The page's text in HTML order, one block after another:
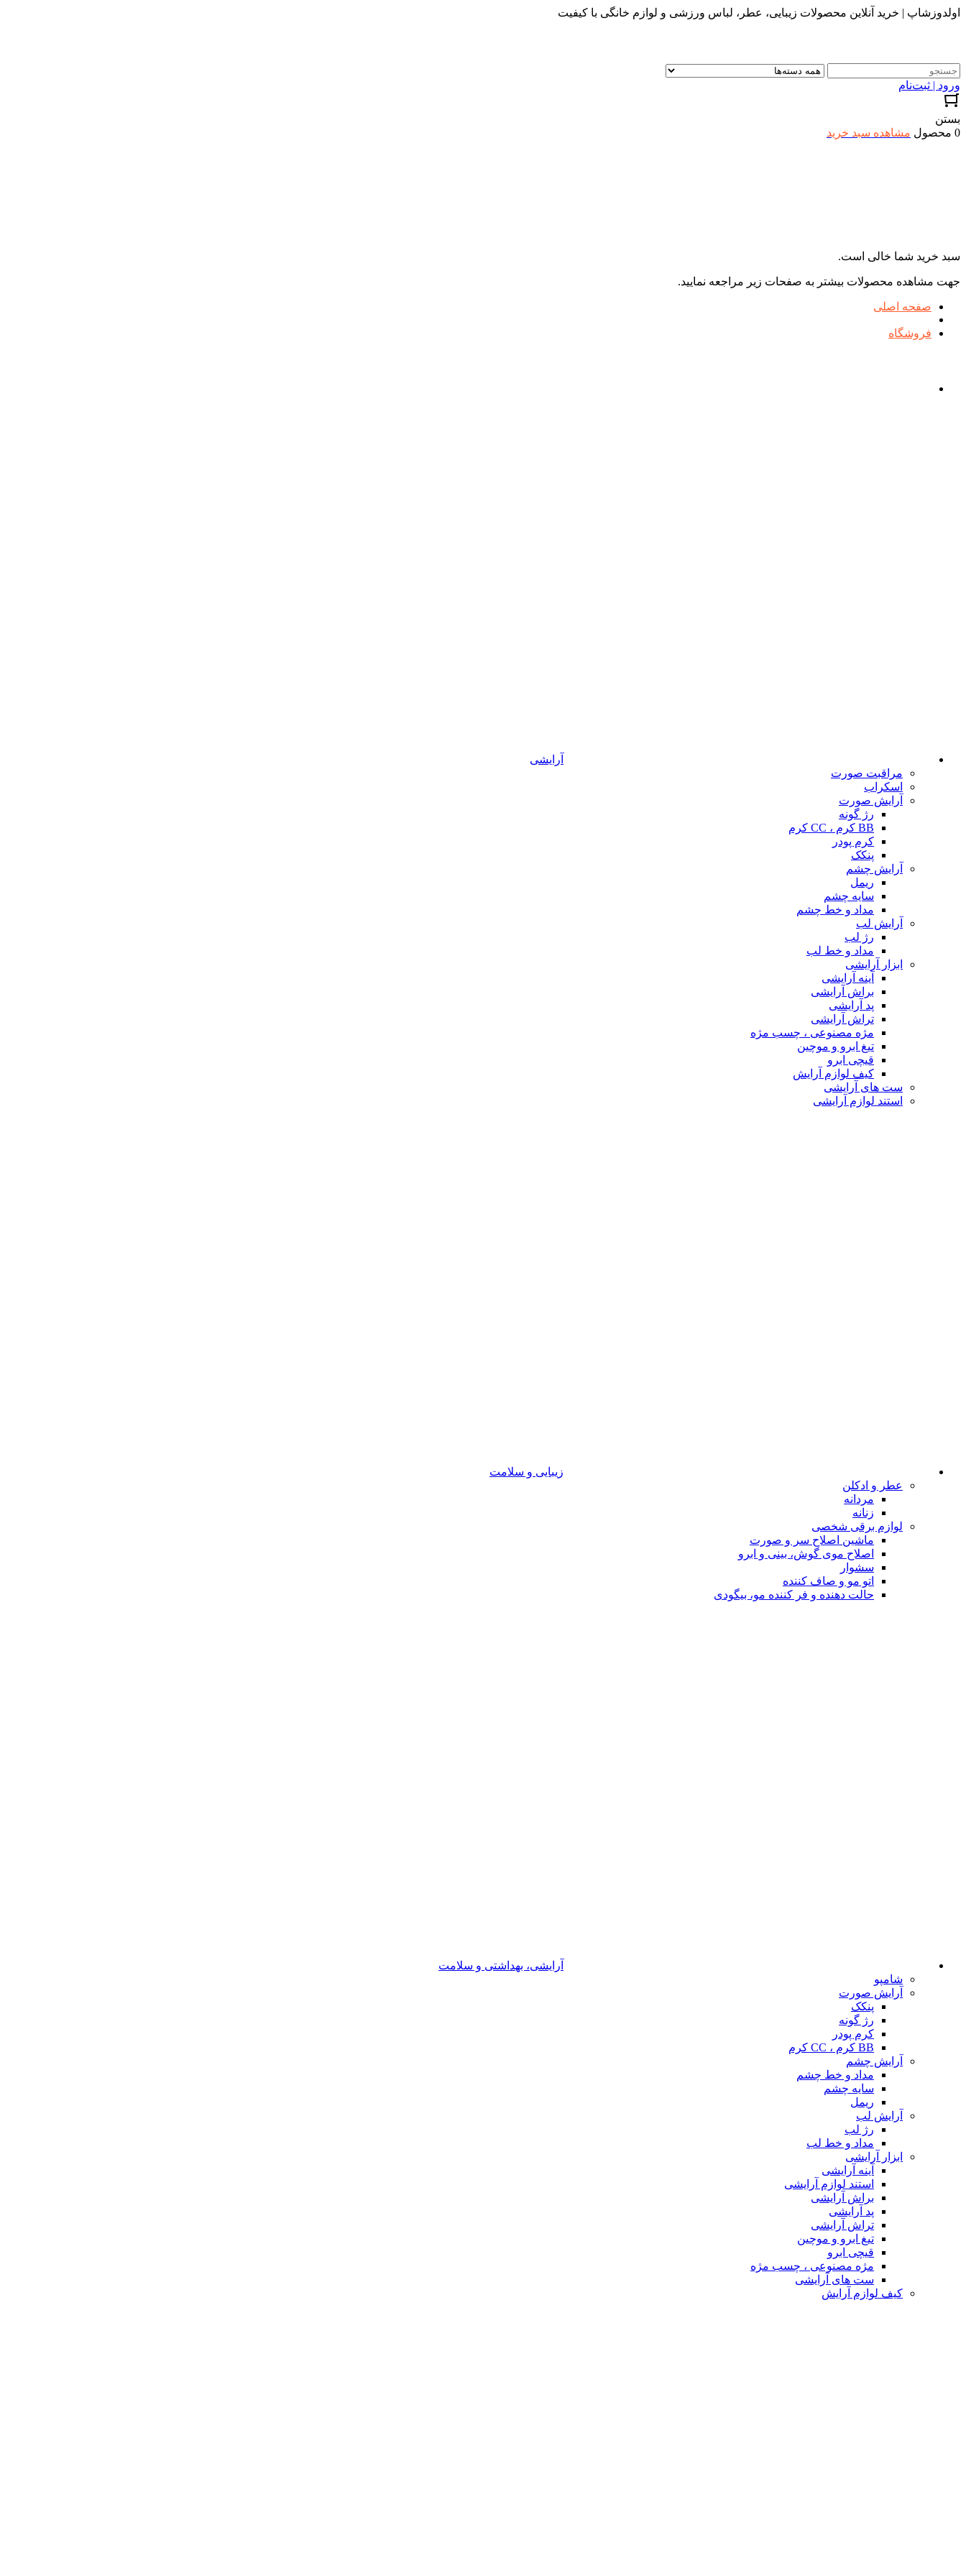
اولدوزشاپ | خرید آنلاین محصولات زیبایی، عطر، لباس ورزشی و لوازم خانگی با کیفیت
ورود | ثبت‌نام
بستن
0 محصول
مشاهده سبد خرید
سبد خرید شما خالی است.
جهت مشاهده محصولات بیشتر به صفحات زیر مراجعه نمایید.
صفحه اصلی
فروشگاه
آرایشی
مراقبت صورت
اسکراب
آرایش صورت
رژ گونه
BB کرم ، CC کرم
کرم پودر
پنکک
آرایش چشم
ریمل
سایه چشم
مداد و خط چشم
آرایش لب
رژ لب
مداد و خط لب
ابزار آرایشی
آینه آرایشی
براش آرایشی
پد آرایشی
تراش آرایشی
مژه مصنوعی ، چسب مژه
تیغ ابرو و موچین
قیچی ابرو
کیف لوازم آرایش
ست های آرایشی
استند لوازم آرایشی
زیبایی و سلامت
عطر و ادکلن
مردانه
زنانه
لوازم برقی شخصی
ماشین اصلاح سر و صورت
اصلاح موی گوش، بینی و ابرو
سشوار
اتو مو و صاف کننده
حالت دهنده و فر کننده مو، بیگودی
آرایشی، بهداشتی و سلامت
شامپو
آرایش صورت
پنکک
رژ گونه
کرم پودر
BB کرم ، CC کرم
آرایش چشم
مداد و خط چشم
سایه چشم
ریمل
آرایش لب
رژ لب
مداد و خط لب
ابزار آرایشی
آینه آرایشی
استند لوازم آرایشی
براش آرایشی
پد آرایشی
تراش آرایشی
تیغ ابرو و موچین
قیچی ابرو
مژه مصنوعی ، چسب مژه
ست های آرایشی
کیف لوازم آرایش